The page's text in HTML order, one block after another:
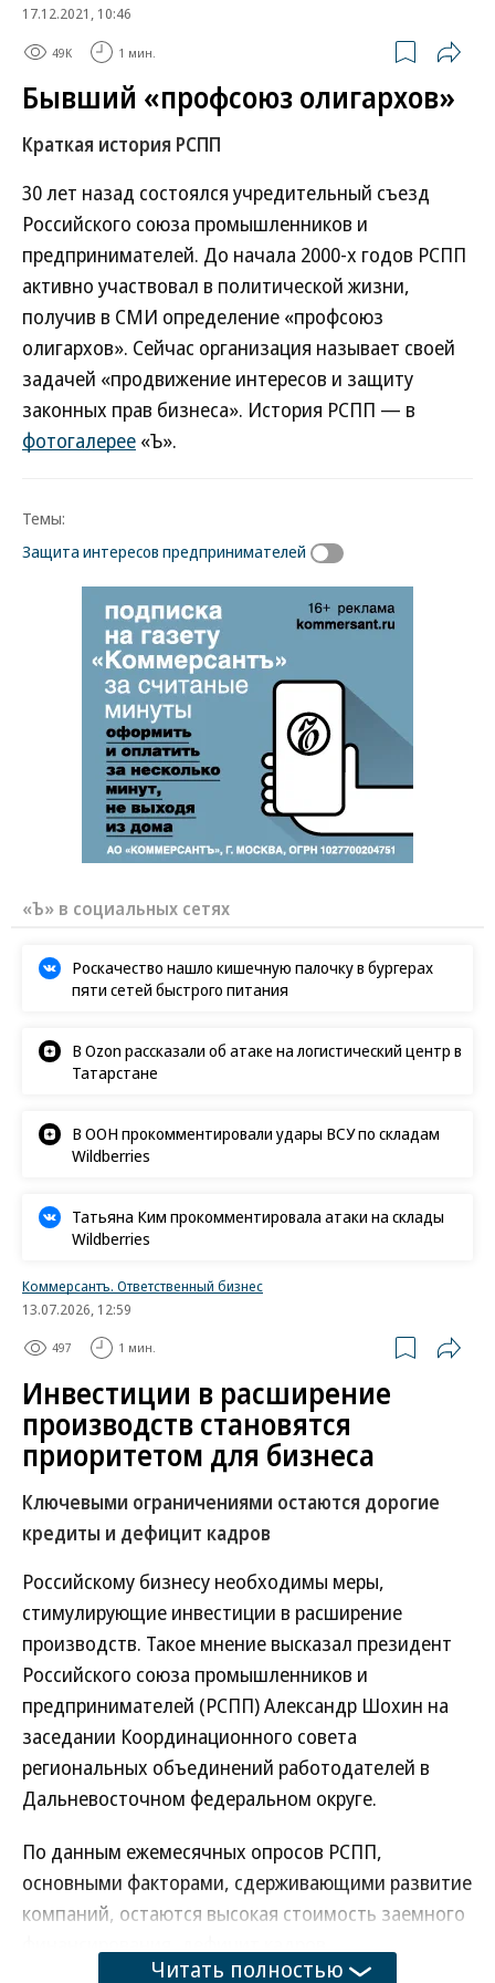
17.12.2021, 10:46
49K 1 мин.
Бывший «профсоюз олигархов»
Краткая история РСПП
30 лет назад состоялся учредительный съезд
Российского союза промышленников и
предпринимателей. До начала 2000-х годов РСПП
активно участвовал в политической жизни,
получив в СМИ определение «профсоюз
олигархов». Сейчас организация называет своей
задачей «продвижение интересов и защиту
законных прав бизнеса». История РСПП — в
фотогалерее «Ъ».
Темы:
Защита интересов предпринимателей
«Ъ» в социальных сетях
Роскачество нашло кишечную палочку в бургерах
пяти сетей быстрого питания
В Ozon рассказали об атаке на логистический центр в
Татарстане
В ООН прокомментировали удары ВСУ по складам
Wildberries
Татьяна Ким прокомментировала атаки на склады
Wildberries
Коммерсантъ. Ответственный бизнес
13.07.2026, 12:59
497 1 мин.
Инвестиции в расширение
производств становятся
приоритетом для бизнеса
Ключевыми ограничениями остаются дорогие
кредиты и дефицит кадров
Российскому бизнесу необходимы меры,
стимулирующие инвестиции в расширение
производств. Такое мнение высказал президент
Российского союза промышленников и
предпринимателей (РСПП) Александр Шохин на
заседании Координационного совета
региональных объединений работодателей в
Дальневосточном федеральном округе.
По данным ежемесячных опросов РСПП,
основными факторами, сдерживающими развитие
компаний, остаются высокая стоимость заемного
недостаточный внутренний спрос и текущий курс
Читать полностью